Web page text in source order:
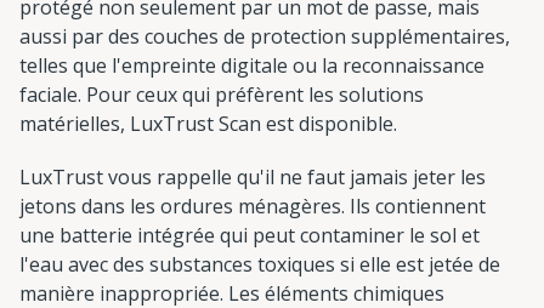
protégé non seulement par un mot de passe, mais
aussi par des couches de protection supplémentaires,
telles que l'empreinte digitale ou la reconnaissance
faciale. Pour ceux qui préfèrent les solutions
matérielles, LuxTrust Scan est disponible.
LuxTrust vous rappelle qu'il ne faut jamais jeter les
jetons dans les ordures ménagères. Ils contiennent
une batterie intégrée qui peut contaminer le sol et
l'eau avec des substances toxiques si elle est jetée de
manière inappropriée. Les éléments chimiques